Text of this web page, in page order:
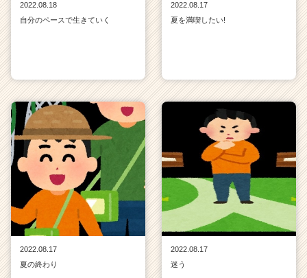
2022.08.18
自分のペースで生きていく
2022.08.17
夏を満喫したい!
2022.08.17
夏の終わり
2022.08.17
迷う